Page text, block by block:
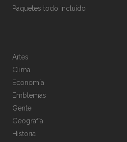
Paquetes todo incluido
Artes
Clima
Economía
Emblemas
Gente
Geografía
Historia